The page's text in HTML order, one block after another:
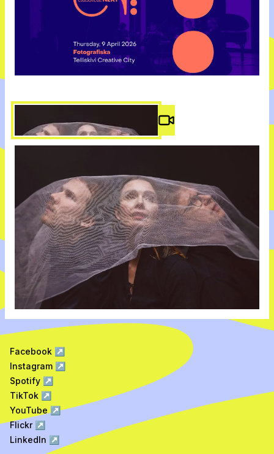
Video #
Facebook ↗
Instagram ↗
Spotify ↗
TikTok ↗
YouTube ↗
Flickr↗
LinkedIn ↗